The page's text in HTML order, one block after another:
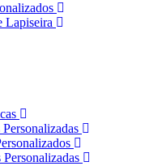
Lapiseira